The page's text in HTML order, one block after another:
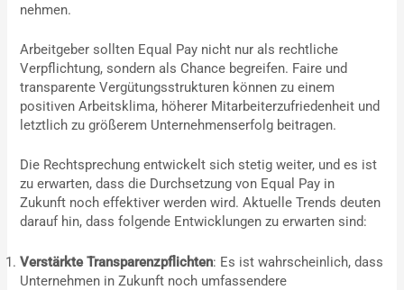
nehmen.
Arbeitgeber sollten Equal Pay nicht nur als rechtliche
Verpflichtung, sondern als Chance begreifen. Faire und
transparente Vergütungsstrukturen können zu einem
positiven Arbeitsklima, höherer Mitarbeiterzufriedenheit und
letztlich zu größerem Unternehmenserfolg beitragen.
Die Rechtsprechung entwickelt sich stetig weiter, und es ist
zu erwarten, dass die Durchsetzung von Equal Pay in
Zukunft noch effektiver werden wird. Aktuelle Trends deuten
darauf hin, dass folgende Entwicklungen zu erwarten sind:
Verstärkte Transparenzpflichten: Es ist wahrscheinlich, dass
Unternehmen in Zukunft noch umfassendere